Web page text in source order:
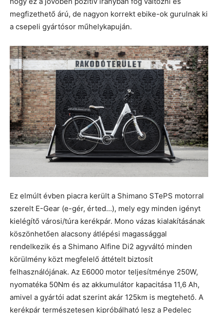
megfizethető árú, de nagyon korrekt ebike-ok gurulnak ki
a csepeli gyártósor műhelykapuján.
Ez elmúlt évben piacra került a Shimano STePS motorral
szerelt E-Gear (e-gér, érted…), mely egy minden igényt
kielégítő városi/túra kerékpár. Mono vázas kialakításának
köszönhetően alacsony átlépési magassággal
rendelkezik és a Shimano Alfine Di2 agyváltó minden
körülmény közt megfelelő áttételt biztosít
felhasználójának. Az E6000 motor teljesítménye 250W,
nyomatéka 50Nm és az akkumulátor kapacitása 11,6 Ah,
amivel a gyártói adat szerint akár 125km is megtehető. A
kerékpár természetesen kipróbálható lesz a Pedelec